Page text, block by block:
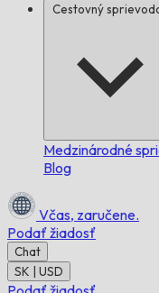
Cestovný
Medzinárodné
Blog
Včas, zaručene.
Podať žiadosť
Chat
SK | USD